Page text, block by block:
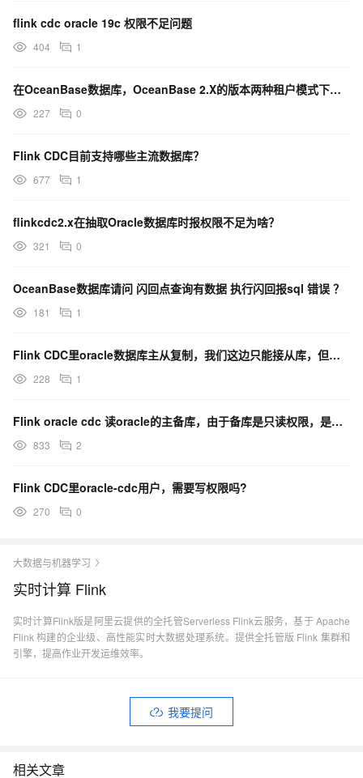
flink cdc oracle 19c 权限不足问题
404 1
在OceanBase数据库，OceanBase 2.X的版本两种租户模式下的闪回查询吗？e
227 0
Flink CDC目前支持哪些主流数据库？
677 1
flinkcdc2.x在抽取Oracle数据库时报权限不足为啥？
321 0
OceanBase数据库请问 闪回点查询有数据 执行闪回报sql 错误 ？
181 1
Flink CDC里oracle数据库主从复制，我们这边只能接从库，但是从库只有读的权限，怎么办？
228 1
Flink oracle cdc 读oracle的主备库，由于备库是只读权限，是不是没法实现啊？
833 2
Flink CDC里oracle-cdc用户，需要写权限吗?
270 0
大数据与机器学习
实时计算 Flink
实时计算Flink版是阿里云提供的全托管Serverless Flink云服务，基于 Apache
Flink 构建的企业级、高性能实时大数据处理系统。提供全托管版 Flink 集群和
引擎，提高作业开发运维效率。
我要提问
相关文章